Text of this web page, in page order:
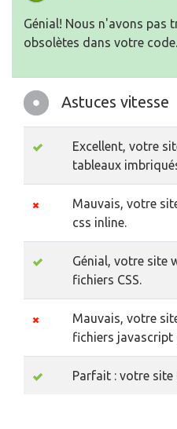
Génial! Nous n'avons pas
obsolètes dans votre code.
Astuces vitesse
Excellent, votre
tableaux
Mauvais, votre
css inline.
Génial, votre site
fichiers CSS.
Mauvais, votre
fichiers javascript
Parfait : votre